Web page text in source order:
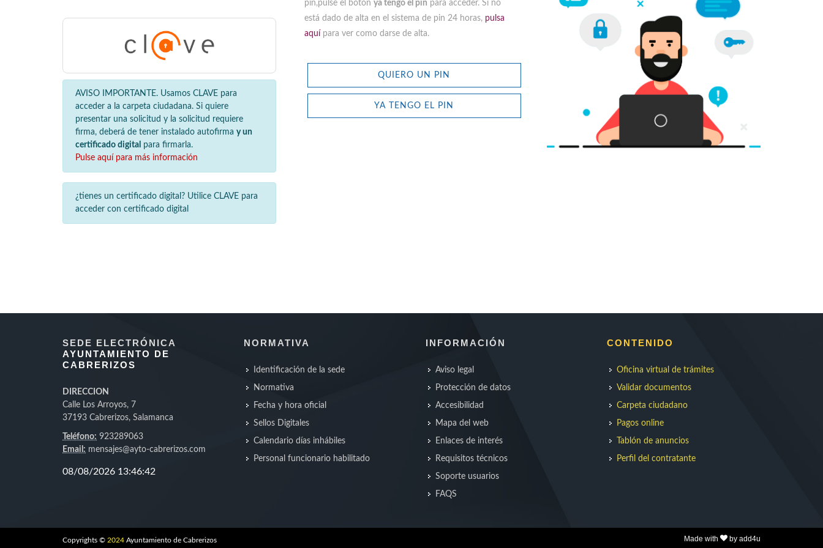
AVISO IMPORTANTE. Usamos CLAVE para
acceder a la carpeta ciudadana. Si quiere
presentar una solicitud y la solicitud requiere
firma, deberá de tener instalado autofirma y un
certificado digital para firmarla.
Pulse aquí para más información
¿tienes un certificado digital? Utilice CLAVE para
acceder con certificado digital
pin,pulse el botón ya tengo el pin para acceder. Si no
está dado de alta en el sistema de pin 24 horas, pulsa
aquí para ver como darse de alta.
QUIERO UN PIN
YA TENGO EL PIN
SEDE ELECTRÓNICA
AYUNTAMIENTO DE
CABRERIZOS
DIRECCION
Calle Los Arroyos, 7
37193 Cabrerizos, Salamanca
Teléfono: 923289063
Email: mensajes@ayto-cabrerizos.com
NORMATIVA
Identificación de la sede
Normativa
Fecha y hora oficial
Sellos Digitales
Calendario días inhábiles
Personal funcionario habilitado
INFORMACIÓN
Aviso legal
Protección de datos
Accesibilidad
Mapa del web
Enlaces de interés
Requisitos técnicos
Soporte usuarios
FAQS
CONTENIDO
Oficina virtual de trámites
Validar documentos
Carpeta ciudadano
Pagos online
Tablón de anuncios
Perfil del contratante
Copyrights © 2024 Ayuntamiento de Cabrerizos Made with by add4u